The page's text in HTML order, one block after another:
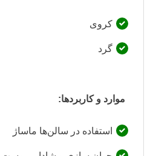
کروی
گرد
موارد و کاربردها:
استفاده در سالن‌ها ماساژ